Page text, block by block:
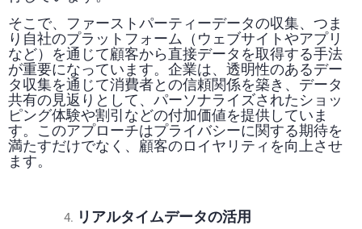
そこで、ファーストパーティーデータの収集、つま
り自社のプラットフォーム（ウェブサイトやアプリ
など）を通じて顧客から直接データを取得する手法
が重要になっています。企業は、透明性のあるデー
タ収集を通じて消費者との信頼関係を築き、データ
共有の見返りとして、パーソナライズされたショッ
ピング体験や割引などの付加価値を提供していま
す。このアプローチはプライバシーに関する期待を
満たすだけでなく、顧客のロイヤリティを向上させ
ます。
リアルタイムデータの活用